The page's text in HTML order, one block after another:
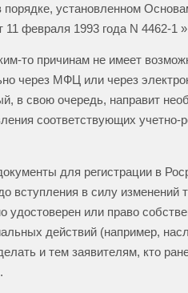
порядке, установленном
11 февраля 1993 года N 4462-1
то причинам не имеет
через МФЦ или через
в свою очередь, направит
соответствующих учетно-
для регистрации в
вступления в силу изменений
удостоверен или право
действий (например,
и тем заявителям, кто